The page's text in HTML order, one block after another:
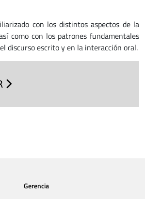
con los distintos aspectos de la
como con los patrones fundamentales
discurso escrito y en la interacción oral.
Gerencia